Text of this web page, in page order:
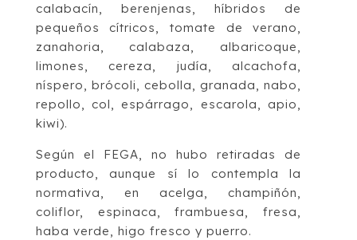
calabacín, berenjenas, híbridos de
pequeños cítricos, tomate de verano,
zanahoria, calabaza, albaricoque,
limones, cereza, judía, alcachofa,
níspero, brócoli, cebolla, granada, nabo,
repollo, col, espárrago, escarola, apio,
kiwi).
Según el FEGA, no hubo retiradas de
producto, aunque sí lo contempla la
normativa, en acelga, champiñón,
coliflor, espinaca, frambuesa, fresa,
haba verde, higo fresco y puerro.